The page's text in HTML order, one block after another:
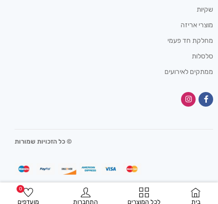
בית לכל המוצרים התחברות מועדפים
0
שקיות
מוצרי אריזה
מחלקת חד פעמי
סלסלות
ממתקים לאירועים
© כל הזכויות שמורות